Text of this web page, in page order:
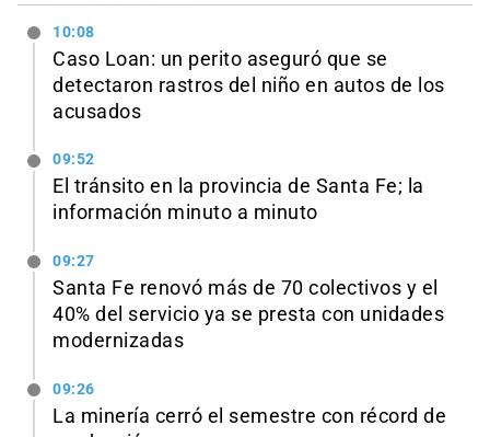
10:08
Caso Loan: un perito aseguró que se
detectaron rastros del niño en autos de los
acusados
09:52
El tránsito en la provincia de Santa Fe; la
información minuto a minuto
09:27
Santa Fe renovó más de 70 colectivos y el
40% del servicio ya se presta con unidades
modernizadas
09:26
La minería cerró el semestre con récord de